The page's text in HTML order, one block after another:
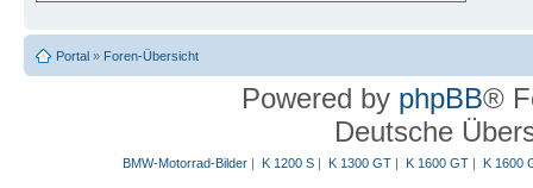
Portal » Foren-Übersicht
Powered by phpBB®
Deutsche
BMW-Motorrad-Bilder| K 1200 S| K 1300 GT| K 1600 GT| K 1600